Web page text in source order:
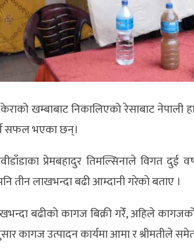
खम्बाबाट निकालिएको रेसाबाट
सफल भएका छन्।
प्रेमबहादुर तिमल्सिनाले विगत
तीन लाखभन्दा बढी आम्दानी गरेकाे बताए ।
बढीको कागज बिक्री गरेँ, अहिले
कागज उत्पादन कार्यमा आमा र श्रीमतीले